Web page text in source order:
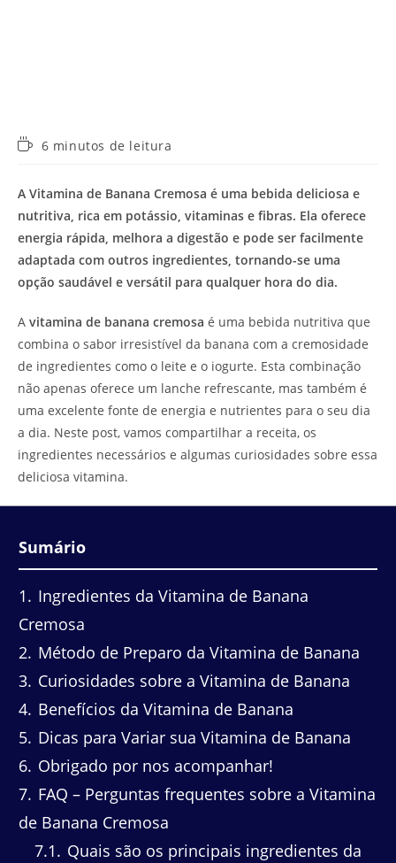
Tempo6 minutos de leitura
A Vitamina de Banana Cremosa é uma bebida deliciosa e
nutritiva, rica em potássio, vitaminas e fibras. Ela oferece
energia rápida, melhora a digestão e pode ser facilmente
adaptada com outros ingredientes, tornando-se uma
opção saudável e versátil para qualquer hora do dia.
A vitamina de banana cremosa é uma bebida nutritiva que
combina o sabor irresistível da banana com a cremosidade
de ingredientes como o leite e o iogurte. Esta combinação
não apenas oferece um lanche refrescante, mas também é
uma excelente fonte de energia e nutrientes para o seu dia
a dia. Neste post, vamos compartilhar a receita, os
ingredientes necessários e algumas curiosidades sobre essa
deliciosa vitamina.
Sumário
1
Ingredientes da Vitamina de Banana
Cremosa
2 Método de Preparo da Vitamina de Banana
3 Curiosidades sobre a Vitamina de Banana
4 Benefícios da Vitamina de Banana
5 Dicas para Variar sua Vitamina de Banana
6 Obrigado por nos acompanhar!
7 FAQ – Perguntas frequentes sobre a Vitamina
de Banana Cremosa
7.1
Quais são os principais ingredientes da